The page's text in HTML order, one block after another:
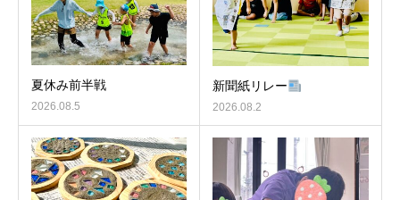
夏休み前半戦
2026.08.5
新聞紙リレー
2026.08.2